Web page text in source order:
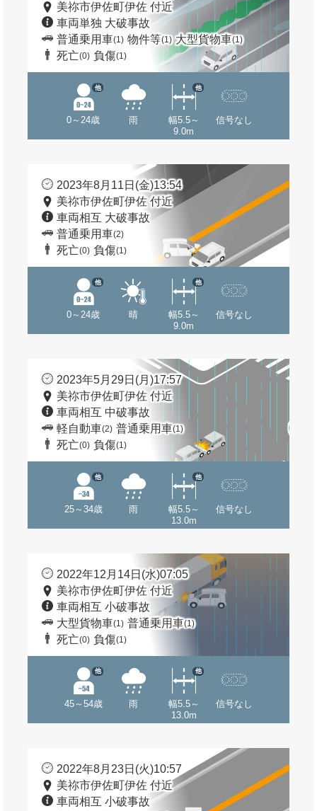
美祢市伊佐町伊佐 付近
車両単独 大破事故
普通乗用車(1) 物件等(1) 大型貨物車(1)
死亡(0) 負傷(1)
0～24歳
他
雨
幅5.5～
9.0m
他
信号なし
2023年8月11日(金)13:54
美祢市伊佐町伊佐 付近
車両相互 大破事故
普通乗用車(2)
死亡(0) 負傷(1)
0～24歳
他
晴
幅5.5～
9.0m
他
信号なし
2023年5月29日(月)17:57
美祢市伊佐町伊佐 付近
車両相互 中破事故
軽自動車(2) 普通乗用車(1)
死亡(0) 負傷(1)
25～34歳
他
雨
幅5.5～
13.0m
他
信号なし
2022年12月14日(水)07:05
美祢市伊佐町伊佐 付近
車両相互 小破事故
大型貨物車(1) 普通乗用車(1)
死亡(0) 負傷(1)
45～54歳
他
雨
幅5.5～
13.0m
他
信号なし
2022年8月23日(火)10:57
美祢市伊佐町伊佐 付近
車両相互 小破事故